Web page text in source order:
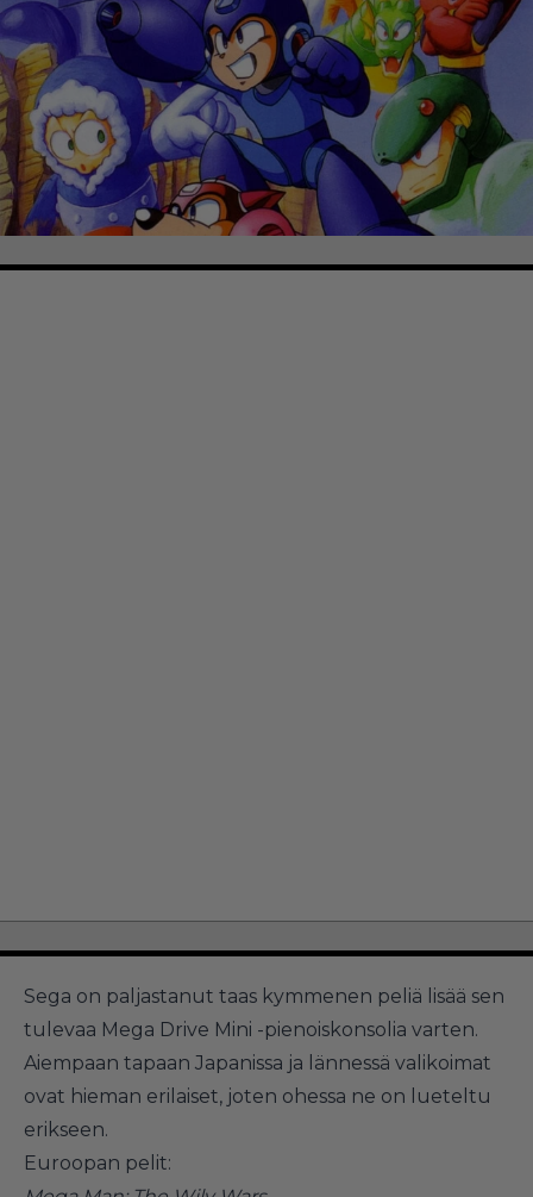
Sega on paljastanut taas kymmenen peliä lisää sen
tulevaa Mega Drive Mini -pienoiskonsolia varten.
Aiempaan tapaan Japanissa ja lännessä valikoimat
ovat hieman erilaiset, joten ohessa ne on lueteltu
erikseen.
Euroopan pelit: